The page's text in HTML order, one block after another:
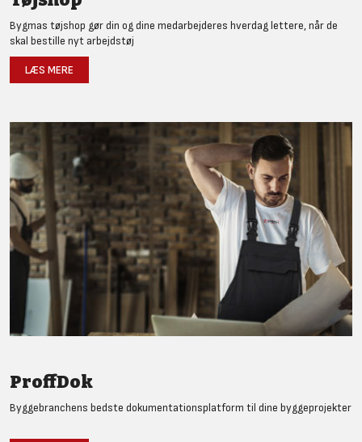
Bygmas tøjshop gør din og dine medarbejderes hverdag lettere, når de
skal bestille nyt arbejdstøj
LÆS MERE
ProffDok
Byggebranchens bedste dokumentationsplatform til dine byggeprojekter